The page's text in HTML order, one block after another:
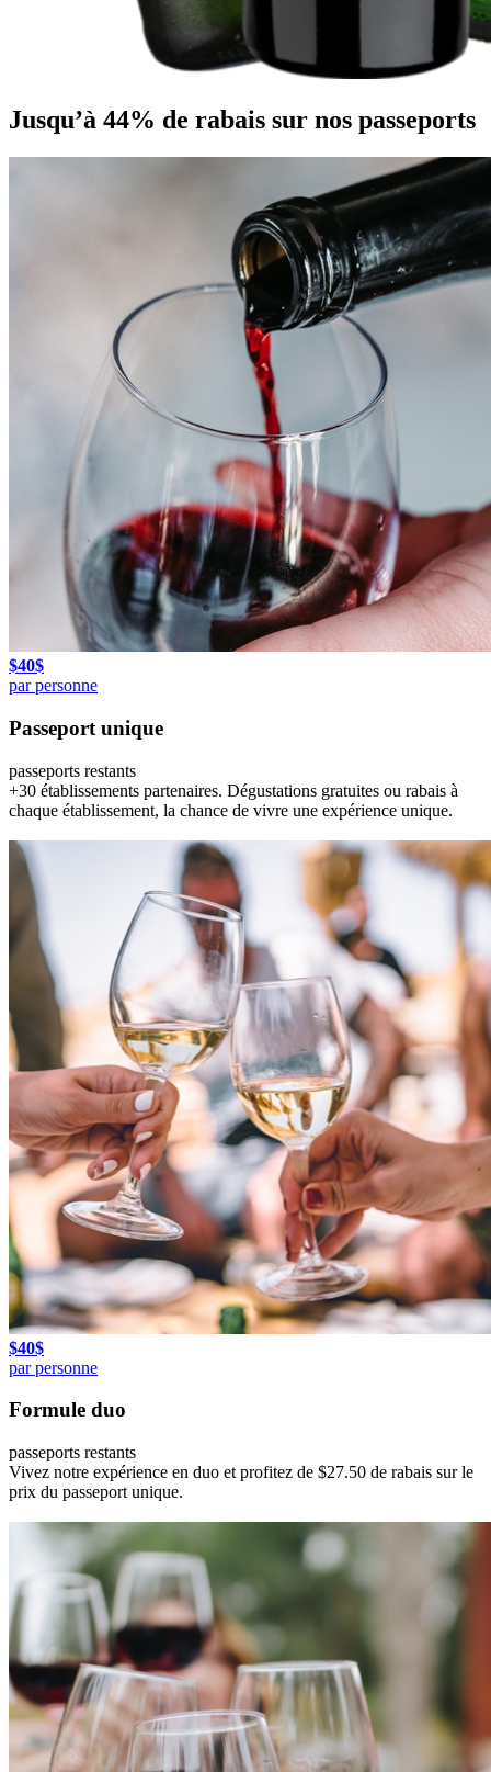
Jusqu’à 44% de rabais sur nos passeports
$40$
par personne
Passeport unique
passeports restants
+30 établissements partenaires. Dégustations gratuites ou rabais à
chaque établissement, la chance de vivre une expérience unique.
$40$
par personne
Formule duo
passeports restants
Vivez notre expérience en duo et profitez de $27.50 de rabais sur le
prix du passeport unique.